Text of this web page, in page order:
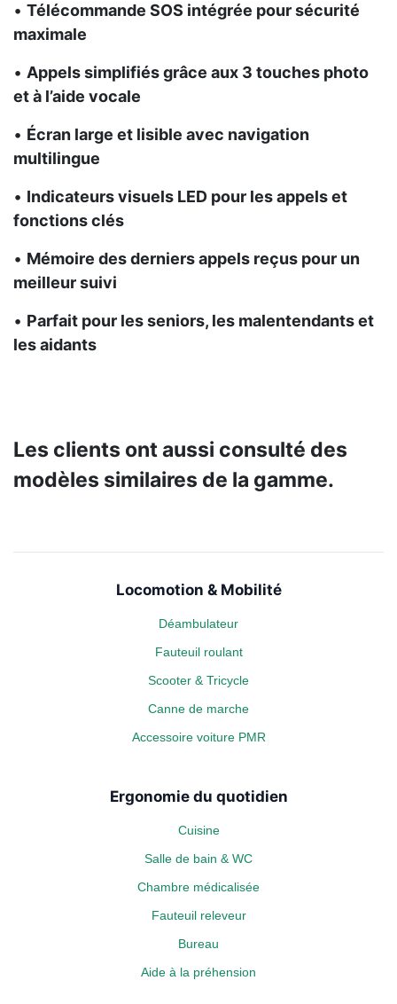
• Télécommande SOS intégrée pour sécurité
maximale
• Appels simplifiés grâce aux 3 touches photo
et à l’aide vocale
• Écran large et lisible avec navigation
multilingue
• Indicateurs visuels LED pour les appels et
fonctions clés
• Mémoire des derniers appels reçus pour un
meilleur suivi
• Parfait pour les seniors, les malentendants et
les aidants
Les clients ont aussi consulté des
modèles similaires de la gamme.
Locomotion & Mobilité
Déambulateur
Fauteuil roulant
Scooter & Tricycle
Canne de marche
Accessoire voiture PMR
Ergonomie du quotidien
Cuisine
Salle de bain & WC
Chambre médicalisée
Fauteuil releveur
Bureau
Aide à la préhension